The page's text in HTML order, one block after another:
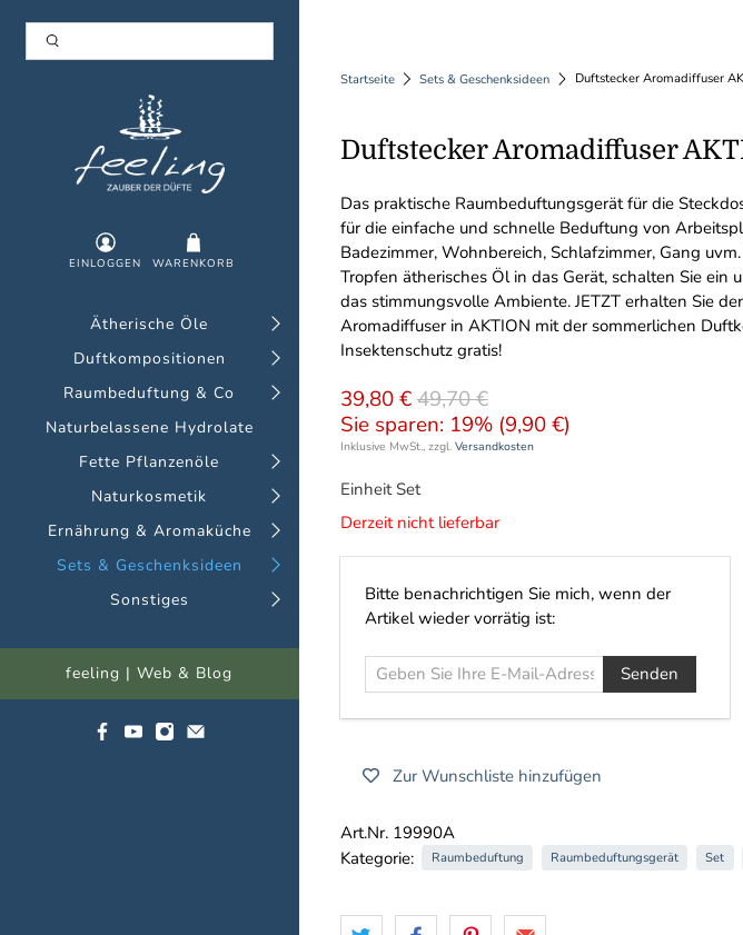
EINLOGGEN WARENKORB
Ätherische Öle
Duftkompositionen
Raumbeduftung & Co
Naturbelassene Hydrolate
Fette Pflanzenöle
Naturkosmetik
Ernährung & Aromaküche
Sets & Geschenksideen
Sonstiges
feeling | Web & Blog
Startseite Sets & Geschenksideen Duftstecker Aromadiffuser
Duftstecker Aromadiffuser
Das praktische Raumbeduftungsgerät für die
für die einfache und schnelle Beduftung von
Badezimmer, Wohnbereich, Schlafzimmer, Gang
Tropfen ätherisches Öl in das Gerät, schalten Sie ein
das stimmungsvolle Ambiente. JETZT erhalten Sie
Aromadiffuser in AKTION mit der sommerlichen
Insektenschutz gratis!
39,80 €49,70 €
Sie sparen: 19% (9,90 €)
Inklusive MwSt., zzgl. Versandkosten
Einheit Set
Derzeit nicht lieferbar
Geben
Sie
E-
Mail-
Adresse
Bitte benachrichtigen Sie mich, wenn der
Artikel wieder vorrätig ist:
Zur Wunschliste hinzufügen
Art.Nr. 19990A
Kategorie:
Raumbeduftung Raumbeduftungsgerät Set